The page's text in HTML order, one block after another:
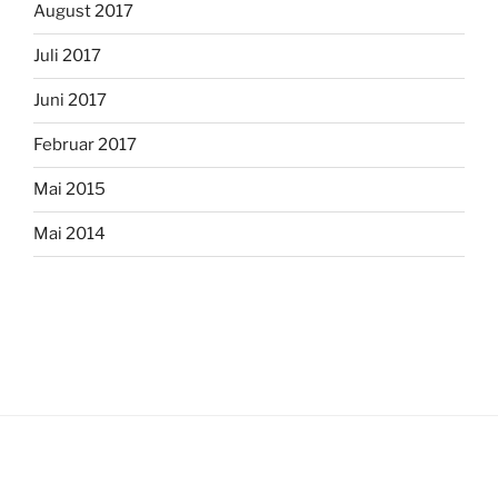
August 2017
Juli 2017
Juni 2017
Februar 2017
Mai 2015
Mai 2014